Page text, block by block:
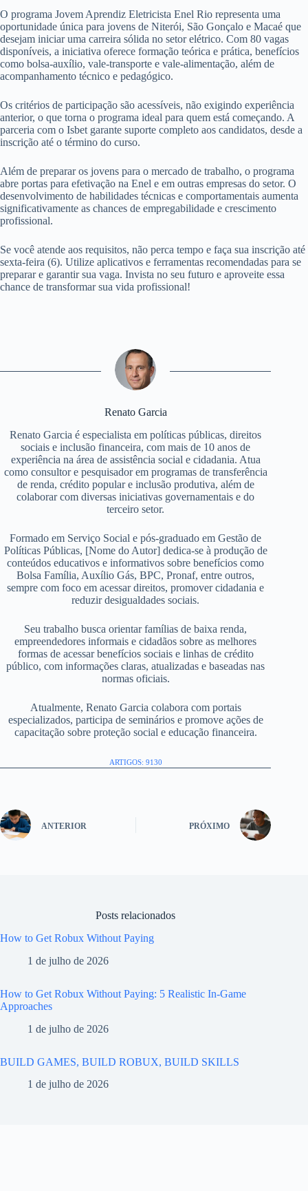
O programa Jovem Aprendiz Eletricista Enel Rio representa uma
oportunidade única para jovens de Niterói, São Gonçalo e Macaé que
desejam iniciar uma carreira sólida no setor elétrico. Com 80 vagas
disponíveis, a iniciativa oferece formação teórica e prática, benefícios
como bolsa-auxílio, vale-transporte e vale-alimentação, além de
acompanhamento técnico e pedagógico.
Os critérios de participação são acessíveis, não exigindo experiência
anterior, o que torna o programa ideal para quem está começando. A
parceria com o Isbet garante suporte completo aos candidatos, desde a
inscrição até o término do curso.
Além de preparar os jovens para o mercado de trabalho, o programa
abre portas para efetivação na Enel e em outras empresas do setor. O
desenvolvimento de habilidades técnicas e comportamentais aumenta
significativamente as chances de empregabilidade e crescimento
profissional.
Se você atende aos requisitos, não perca tempo e faça sua inscrição até
sexta-feira (6). Utilize aplicativos e ferramentas recomendadas para se
preparar e garantir sua vaga. Invista no seu futuro e aproveite essa
chance de transformar sua vida profissional!
Renato Garcia
Renato Garcia é especialista em políticas públicas, direitos
sociais e inclusão financeira, com mais de 10 anos de
experiência na área de assistência social e cidadania. Atua
como consultor e pesquisador em programas de transferência
de renda, crédito popular e inclusão produtiva, além de
colaborar com diversas iniciativas governamentais e do
terceiro setor.
Formado em Serviço Social e pós-graduado em Gestão de
Políticas Públicas, [Nome do Autor] dedica-se à produção de
conteúdos educativos e informativos sobre benefícios como
Bolsa Família, Auxílio Gás, BPC, Pronaf, entre outros,
sempre com foco em acessar direitos, promover cidadania e
reduzir desigualdades sociais.
Seu trabalho busca orientar famílias de baixa renda,
empreendedores informais e cidadãos sobre as melhores
formas de acessar benefícios sociais e linhas de crédito
público, com informações claras, atualizadas e baseadas nas
normas oficiais.
Atualmente, Renato Garcia colabora com portais
especializados, participa de seminários e promove ações de
capacitação sobre proteção social e educação financeira.
ARTIGOS: 9130
ANTERIOR PRÓXIMO
Posts relacionados
How to Get Robux Without Paying
1 de julho de 2026
How to Get Robux Without Paying: 5 Realistic In-Game
Approaches
1 de julho de 2026
BUILD GAMES, BUILD ROBUX, BUILD SKILLS
1 de julho de 2026